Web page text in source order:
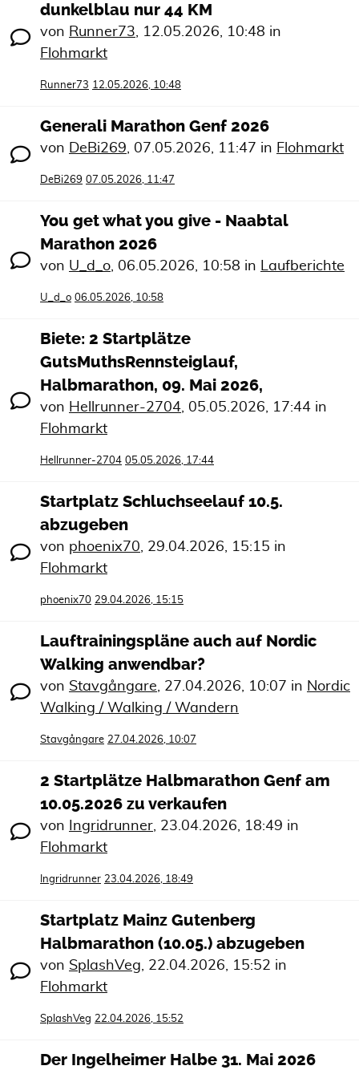
dunkelblau nur 44 KM
von Runner73, 12.05.2026, 10:48 in
Flohmarkt
Runner73 12.05.2026, 10:48
Generali Marathon Genf 2026
von DeBi269, 07.05.2026, 11:47 in Flohmarkt
DeBi269 07.05.2026, 11:47
You get what you give - Naabtal
Marathon 2026
von U_d_o, 06.05.2026, 10:58 in Laufberichte
U_d_o 06.05.2026, 10:58
Biete: 2 Startplätze
GutsMuthsRennsteiglauf,
Halbmarathon, 09. Mai 2026,
von Hellrunner-2704, 05.05.2026, 17:44 in
Flohmarkt
Hellrunner-2704 05.05.2026, 17:44
Startplatz Schluchseelauf 10.5.
abzugeben
von phoenix70, 29.04.2026, 15:15 in
Flohmarkt
phoenix70 29.04.2026, 15:15
Lauftrainingspläne auch auf Nordic
Walking anwendbar?
von Stavgångare, 27.04.2026, 10:07 in Nordic
Walking / Walking / Wandern
Stavgångare 27.04.2026, 10:07
2 Startplätze Halbmarathon Genf am
10.05.2026 zu verkaufen
von Ingridrunner, 23.04.2026, 18:49 in
Flohmarkt
Ingridrunner 23.04.2026, 18:49
Startplatz Mainz Gutenberg
Halbmarathon (10.05.) abzugeben
von SplashVeg, 22.04.2026, 15:52 in
Flohmarkt
SplashVeg 22.04.2026, 15:52
Der Ingelheimer Halbe 31. Mai 2026